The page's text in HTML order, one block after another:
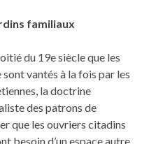
familiaux
du 19e siècle que les
vantés à la fois par les
la doctrine
des patrons de
que les ouvriers citadins
besoin d’un espace autre